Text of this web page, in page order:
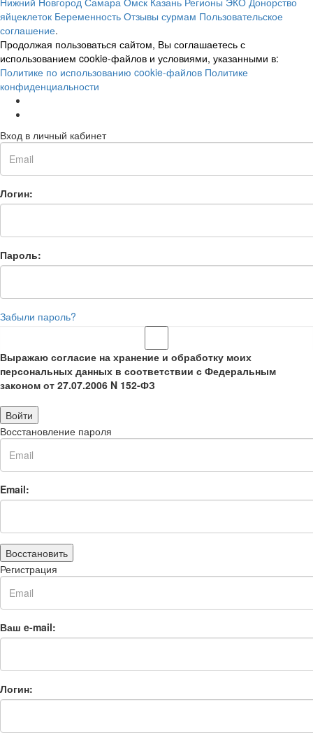
яйцеклеток Беременность Отзывы сурмам Пользовательское
соглашение.
Продолжая пользоваться сайтом, Вы соглашаетесь с
использованием cookie-файлов и условиями, указанными в:
Политике по использованию cookie-файлов Политике
конфиденциальности
Вход в личный кабинет
Логин:
Пароль:
Забыли пароль?
Выражаю согласие на хранение и обработку моих
персональных данных в соответствии с Федеральным
законом от 27.07.2006 N 152-ФЗ
Войти
Восстановление пароля
Email:
Восстановить
Регистрация
Ваш e-mail:
Логин: